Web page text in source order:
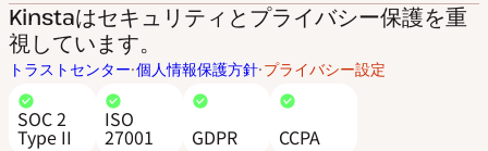
Kinstaはセキュリティとプライバシー保護を重
視しています。
トラストセンター 個人情報保護方針 プライバシー設定
SOC 2
Type II
ISO
27001 GDPR CCPA